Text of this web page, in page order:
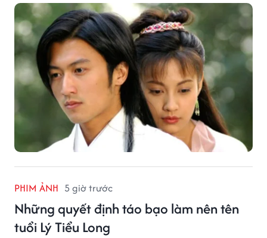
PHIM ẢNH 5 giờ trước
Những quyết định táo bạo làm nên tên
tuổi Lý Tiểu Long